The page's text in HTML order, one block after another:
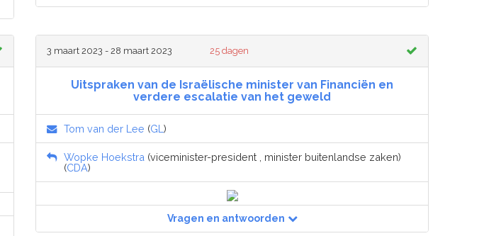
3 maart 2023 - 28 maart 2023 25 dagen
Uitspraken van de Israëlische minister van Financiën en
verdere escalatie van het geweld
Tom van der Lee (GL )
Wopke Hoekstra (viceminister-president , minister buitenlandse zaken)
(CDA)
Vragen en antwoorden